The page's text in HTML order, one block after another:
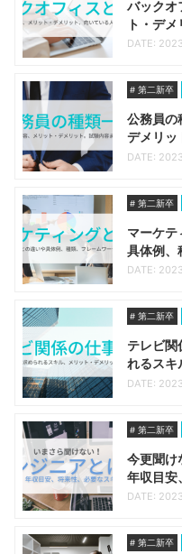
バックオ
ト・デ
DATE:
第二新卒
公務員の
デメリッ
DATE:
第二新卒
マーケテ
具体例、
DATE:
第二新卒
テレビ関
れるスキ
DATE:
第二新卒
今更聞け
年収目安
DATE:
第二新卒